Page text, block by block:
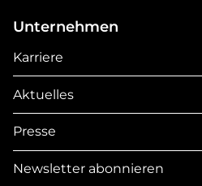
Unternehmen
Karriere
Aktuelles
Presse
Newsletter abonnieren